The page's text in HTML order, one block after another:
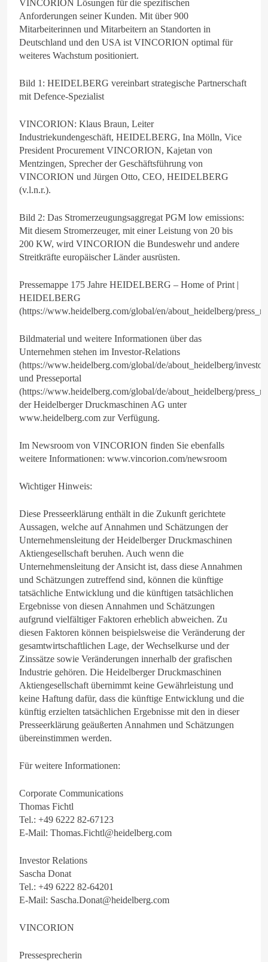
VINCORION Lösungen für die spezifischen
Anforderungen seiner Kunden. Mit über 900
Mitarbeiterinnen und Mitarbeitern an Standorten in
Deutschland und den USA ist VINCORION optimal für
weiteres Wachstum positioniert.
Bild 1: HEIDELBERG vereinbart strategische Partnerschaft
mit Defence-Spezialist
VINCORION: Klaus Braun, Leiter
Industriekundengeschäft, HEIDELBERG, Ina Mölln, Vice
President Procurement VINCORION, Kajetan von
Mentzingen, Sprecher der Geschäftsführung von
VINCORION und Jürgen Otto, CEO, HEIDELBERG
(v.l.n.r.).
Bild 2: Das Stromerzeugungsaggregat PGM low emissions:
Mit diesem Stromerzeuger, mit einer Leistung von 20 bis
200 KW, wird VINCORION die Bundeswehr und andere
Streitkräfte europäischer Länder ausrüsten.
Pressemappe 175 Jahre HEIDELBERG – Home of Print |
HEIDELBERG
(https://www.heidelberg.com/global/en/about_heidelberg/
Bildmaterial und weitere Informationen über das
Unternehmen stehen im Investor-Relations
(https://www.heidelberg.com/global/de/about_heidelberg/
und Presseportal
(https://www.heidelberg.com/global/de/about_heidelberg/
der Heidelberger Druckmaschinen AG unter
www.heidelberg.com zur Verfügung.
Im Newsroom von VINCORION finden Sie ebenfalls
weitere Informationen: www.vincorion.com/newsroom
Wichtiger Hinweis:
Diese Presseerklärung enthält in die Zukunft gerichtete
Aussagen, welche auf Annahmen und Schätzungen der
Unternehmensleitung der Heidelberger Druckmaschinen
Aktiengesellschaft beruhen. Auch wenn die
Unternehmensleitung der Ansicht ist, dass diese Annahmen
und Schätzungen zutreffend sind, können die künftige
tatsächliche Entwicklung und die künftigen tatsächlichen
Ergebnisse von diesen Annahmen und Schätzungen
aufgrund vielfältiger Faktoren erheblich abweichen. Zu
diesen Faktoren können beispielsweise die Veränderung der
gesamtwirtschaftlichen Lage, der Wechselkurse und der
Zinssätze sowie Veränderungen innerhalb der grafischen
Industrie gehören. Die Heidelberger Druckmaschinen
Aktiengesellschaft übernimmt keine Gewährleistung und
keine Haftung dafür, dass die künftige Entwicklung und die
künftig erzielten tatsächlichen Ergebnisse mit den in dieser
Presseerklärung geäußerten Annahmen und Schätzungen
übereinstimmen werden.
Für weitere Informationen:
Corporate Communications
Thomas Fichtl
Tel.: +49 6222 82-67123
E-Mail: Thomas.Fichtl@heidelberg.com
Investor Relations
Sascha Donat
Tel.: +49 6222 82-64201
E-Mail: Sascha.Donat@heidelberg.com
VINCORION
Pressesprecherin